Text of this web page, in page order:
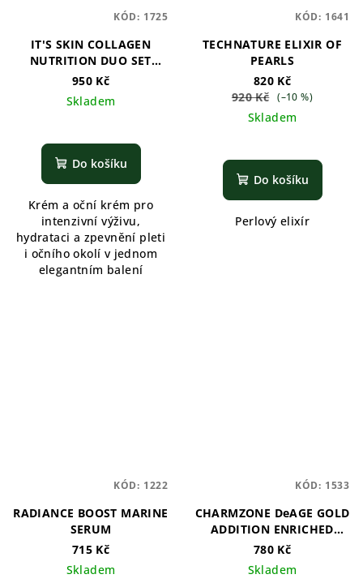
IT'S SKIN COLLAGEN
NUTRITION DUO SET
(CREAM/EYE CREAM)
950 Kč
Skladem
Do košíku
Krém a oční krém pro
intenzivní výživu,
hydrataci a zpevnění pleti
i očního okolí v jednom
elegantním balení
KÓD: 1725
TECHNATURE ELIXIR OF
PEARLS
820 Kč
920 Kč (–10 %)
Skladem
Do košíku
Perlový elixír
KÓD: 1641
RADIANCE BOOST MARINE
SERUM
715 Kč
Skladem
KÓD: 1222
CHARMZONE DeAGE GOLD
ADDITION ENRICHED
SOFTENER
780 Kč
Skladem
KÓD: 1533